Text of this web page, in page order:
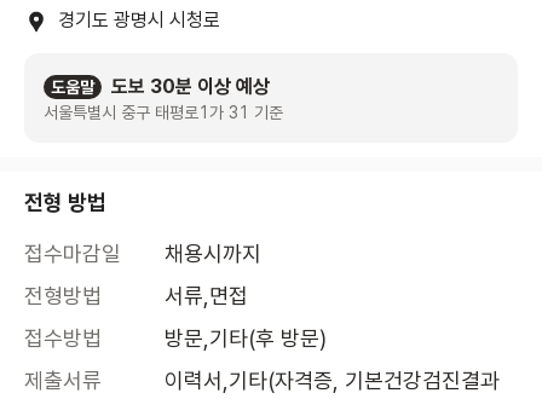
경기도 광명시 시청로
도움말 도보 30분 이상 예상
서울특별시 중구 태평로1가 31 기준
전형 방법
접수마감일
채용시까지
전형방법
서류,면접
접수방법
방문,기타(후 방문)
제출서류
이력서,기타(자격증, 기본건강검진결과